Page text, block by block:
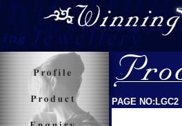
PAGE NO:LGC2